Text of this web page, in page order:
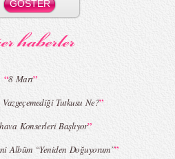
MBFWI - Zeynep Erdoğan 2015 Yaz
MBFWI - Burçe Bekrek 2015 Yaz Koleksiyonu
“8 Mart”
Tutkusu Ne?”
Konserleri Başlıyor”
Albüm “Yeniden Doğuyorum””